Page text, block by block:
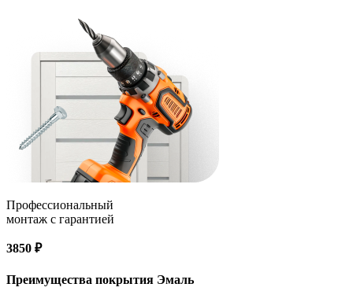
Профессиональный
монтаж с гарантией
3850 ₽
Преимущества покрытия Эмаль